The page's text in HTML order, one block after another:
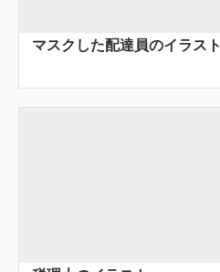
マスクした配達員のイラスト